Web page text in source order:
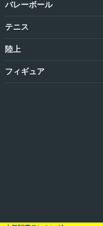
バレーボール
テニス
陸上
フィギュア